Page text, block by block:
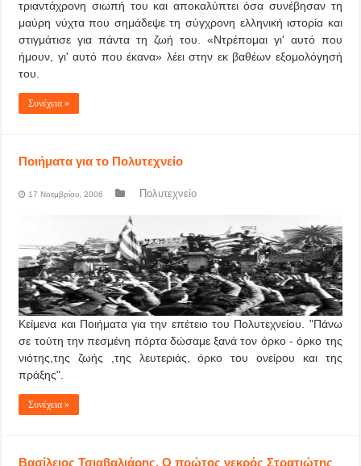
τριαντάχρονη σιωπή του και αποκαλύπτει όσα συνέβησαν τη
μαύρη νύχτα που σημάδεψε τη σύγχρονη ελληνική ιστορία και
στιγμάτισε για πάντα τη ζωή του. «Ντρέπομαι γι' αυτό που
ήμουν, γι' αυτό που έκανα» λέει στην εκ βαθέων εξομολόγησή
του.
Συνέχεια »
Ποιήματα για το Πολυτεχνείο
17 Νοεμβρίου, 2006 Πολυτεχνείο
Κείμενα και Ποιήματα για την επέτειο του Πολυτεχνείου. "Πάνω
σε τούτη την πεσμένη πόρτα δώσαμε ξανά τον όρκο - όρκο της
νιότης,της ζωής ,της λευτεριάς, όρκο του ονείρου και της
πράξης".
Συνέχεια »
Βασίλειος Τσιαβαλιάρης. Ο πρώτος νεκρός Στρατιώτης